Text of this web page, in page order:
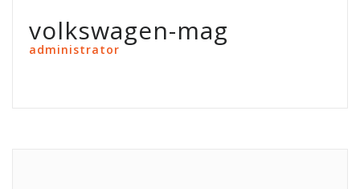
volkswagen-mag
administrator